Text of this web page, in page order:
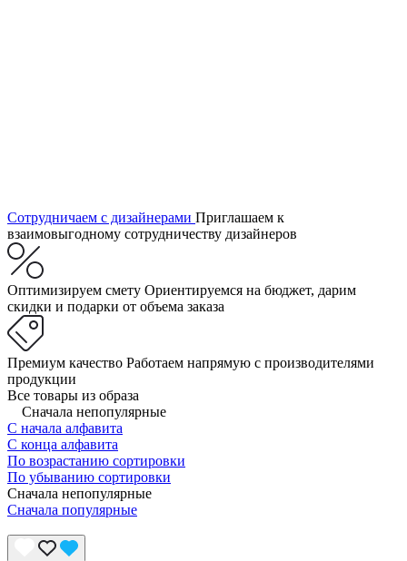
Сотрудничаем с дизайнерами Приглашаем к
взаимовыгодному сотрудничеству дизайнеров
Оптимизируем смету Ориентируемся на бюджет, дарим
скидки и подарки от объема заказа
Премиум качество Работаем напрямую с производителями
продукции
Все товары из образа
Сначала непопулярные
С начала алфавита
С конца алфавита
По возрастанию сортировки
По убыванию сортировки
Сначала непопулярные
Сначала популярные